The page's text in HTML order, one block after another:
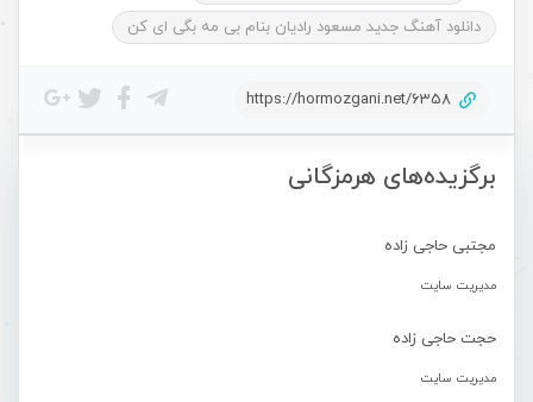
برگزیده‌های هرمزگانی
مجتبی حاجی زاده
مدیریت سایت
حجت حاجی زاده
مدیریت سایت
دانلود آهنگ جدید مسعود رادیان بنام بی مه بگی ای کن
https://hormozgani.net/6358